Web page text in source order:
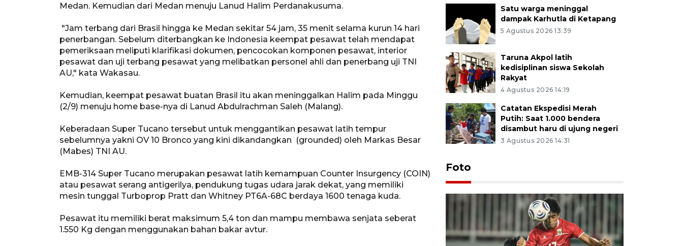
Medan. Kemudian dari Medan menuju Lanud Halim Perdanakusuma.
"Jam terbang dari Brasil hingga ke Medan sekitar 54 jam, 35 menit selama kurun 14 hari
penerbangan. Sebelum diterbangkan ke Indonesia keempat pesawat telah mendapat
pemeriksaan meliputi klarifikasi dokumen, pencocokan komponen pesawat, interior
pesawat dan uji terbang pesawat yang melibatkan personel ahli dan penerbang uji TNI
AU," kata Wakasau.
Kemudian, keempat pesawat buatan Brasil itu akan meninggalkan Halim pada Minggu
(2/9) menuju home base-nya di Lanud Abdulrachman Saleh (Malang).
Keberadaan Super Tucano tersebut untuk menggantikan pesawat latih tempur
sebelumnya yakni OV 10 Bronco yang kini dikandangkan (grounded) oleh Markas Besar
(Mabes) TNI AU.
EMB-314 Super Tucano merupakan pesawat latih kemampuan Counter Insurgency (COIN)
atau pesawat serang antigerilya, pendukung tugas udara jarak dekat, yang memiliki
mesin tunggal Turboprop Pratt dan Whitney PT6A-68C berdaya 1600 tenaga kuda.
Pesawat itu memiliki berat maksimum 5,4 ton dan mampu membawa senjata seberat
1.550 Kg dengan menggunakan bahan bakar avtur.
Satu warga meninggal
dampak Karhutla di Ketapang
5 Agustus 2026 13:39
Taruna Akpol latih
kedisiplinan siswa Sekolah
Rakyat
4 Agustus 2026 14:19
Catatan Ekspedisi Merah
Putih: Saat 1.000 bendera
disambut haru di ujung negeri
3 Agustus 2026 14:31
Foto